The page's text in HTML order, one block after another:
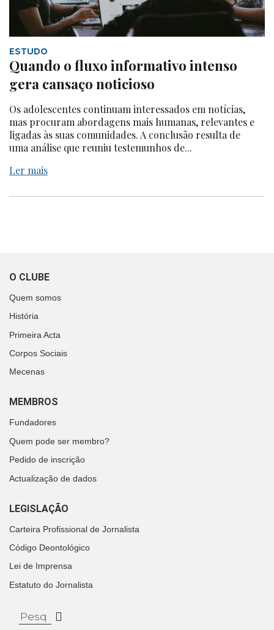
ESTUDO
Quando o fluxo informativo intenso
gera cansaço noticioso
Os adolescentes continuam interessados em notícias,
mas procuram abordagens mais humanas, relevantes e
ligadas às suas comunidades. A conclusão resulta de
uma análise que reuniu testemunhos de...
Ler mais
O CLUBE
Quem somos
História
Primeira Acta
Corpos Sociais
Mecenas
MEMBROS
Fundadores
Quem pode ser membro?
Pedido de inscrição
Actualização de dados
LEGISLAÇÃO
Carteira Profissional de Jornalista
Código Deontológico
Lei de Imprensa
Estatuto do Jornalista